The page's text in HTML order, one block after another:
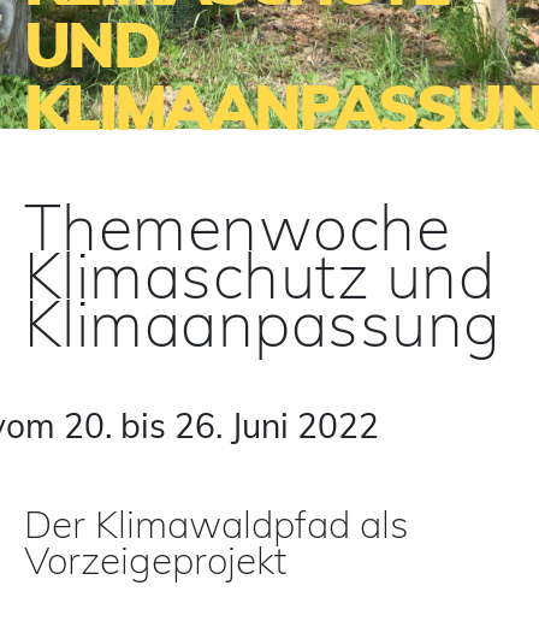
UND
Themenwoche
Klimaschutz und
Klimaanpassung
20. bis 26. Juni 2022
Der Klimawaldpfad als
Vorzeigeprojekt